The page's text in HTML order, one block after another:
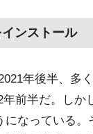
ンストール
年後半、多
前半だ。し
なっている